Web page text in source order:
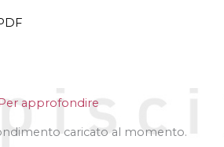
Per approfondire
caricato al momento.